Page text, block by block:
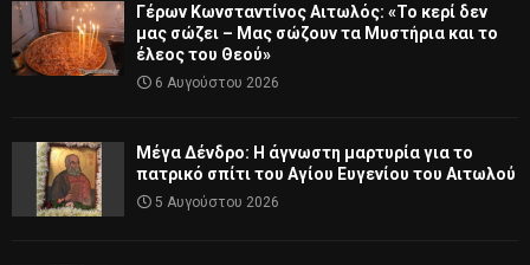
Γέρων Κωνσταντίνος Αιτωλός: «Το κερί δεν
μας σώζει – Μας σώζουν τα Μυστήρια και το
έλεος του Θεού»
6 Αυγούστου 2026
Μέγα Δένδρο: Η άγνωστη μαρτυρία για το
πατρικό σπίτι του Αγίου Ευγενίου του Αιτωλού
5 Αυγούστου 2026